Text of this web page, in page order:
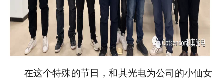
在这个特殊的节日，和其光电为公司的小仙女